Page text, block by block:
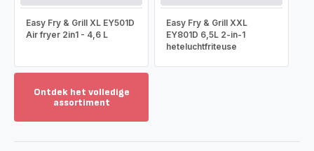
Easy Fry & Grill XL EY501D
Air fryer 2in1 - 4,6 L
Easy Fry & Grill XXL
EY801D 6,5L 2-in-1
heteluchtfriteuse
Ontdek het volledige
assortiment